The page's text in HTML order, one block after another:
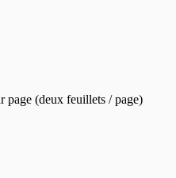
page (deux feuillets / page)